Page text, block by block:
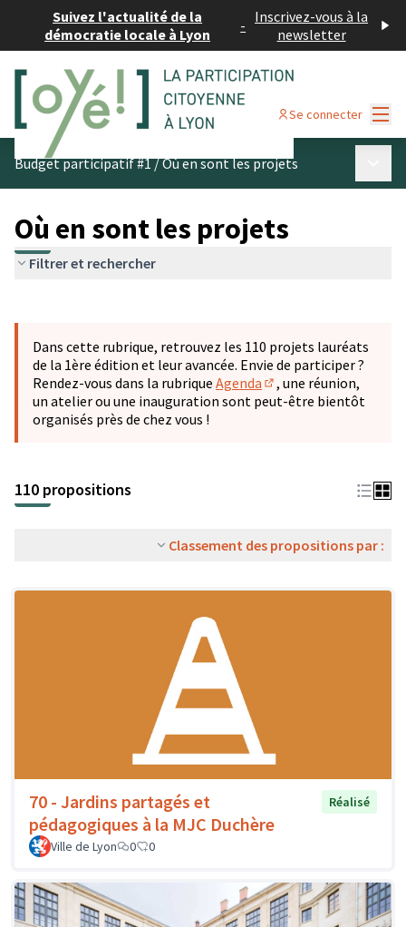
Suivez l'actualité de la
démocratie locale à Lyon
- Inscrivez-vous à la
newsletter
Se connecter
Budget participatif #1/Où en sont les projets
Où en sont les projets
Filtrer et rechercher
−
Dans cette rubrique, retrouvez les 110 projets lauréats
de la 1ère édition et leur avancée. Envie de participer ?
Rendez-vous dans la rubrique Agenda
(S'ouvre dans un
, une réunion,
un atelier ou une inauguration sont peut-être bientôt
organisés près de chez vous !
110 propositions
Classement des propositions par :
70 - Jardins partagés et
pédagogiques à la MJC Duchère
Réalisé
Ville de Lyon 0 0